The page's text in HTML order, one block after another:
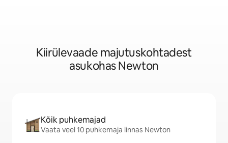
Kiirülevaade majutuskohtadest
asukohas Newton
Kõik puhkemajad
Vaata veel 10 puhkemaja linnas Newton